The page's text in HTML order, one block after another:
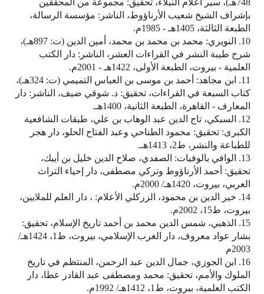
748هـ)، سير أعلام النبلاء، تحقيق: مجموعة من المحققين
بإشراف الشيخ شعيب الأرناؤوط، الناشر: مؤسسة الرسالة،
الطبعة الثالثة، 1405هـ - 1985م.
10. النويري: محمد بن محمد بن محمد، أمين الدين (ت: 897هـ)،
شرح طيبة النشر في القراءات العشر، الناشر: دار الكتب
العلمية - بيروت، الطبعة الأولى، 1422هـ - 2001م.
11. ابن مجاهد: أحمد بن موسى بن العباس التميمي (ت: 324هـ)،
كتاب السبعة في القراءات، تحقيق: د. شوقي ضيف، الناشر: دار
المعارف - القاهرة، الطبعة الثانية، 1400هـ.
12. السبكي، تاج الدين عبد الوهاب بن علي، طبقات الشافعية
الكبرى: تحقيق: محمود الطناحي وعبد الفتاح الحلو، دار هجر
للطباعة والنشر، ط2، 1413هـ.
13. الوافي بالوفيات: الصفدي، صلاح الدين خليل بن أيبك،
تحقيق: أحمد الأرناؤوط وتركي مصطفى، دار إحياء التراث
العربي، بيروت، 1420هـ/ 2000م.
14. خير الدين بن محمود، الزركلي الأعلام: ، دار العلم للملايين،
بيروت، ط15، 2002م.
15. الذهبي، شمس الدين محمد بن أحمد تاريخ الإسلام، تحقيق:
بشار عواد معروف، دار الغرب الإسلامي، بيروت، ط1، 1424هـ/
2003م
16. ابن الجوزي، جمال الدين عبد الرحمن، المنتظم في تاريخ
الملوك والأمم، تحقيق: محمد ومصطفى عبد القادر عطا، دار
الكتب العلمية، بيروت، ط1، 1412هـ/ 1992م.